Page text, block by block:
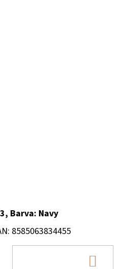
Barva: Navy
8585063834455